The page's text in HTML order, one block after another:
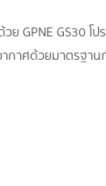
ย GPNE GS30
าศด้วยมาตรฐาน